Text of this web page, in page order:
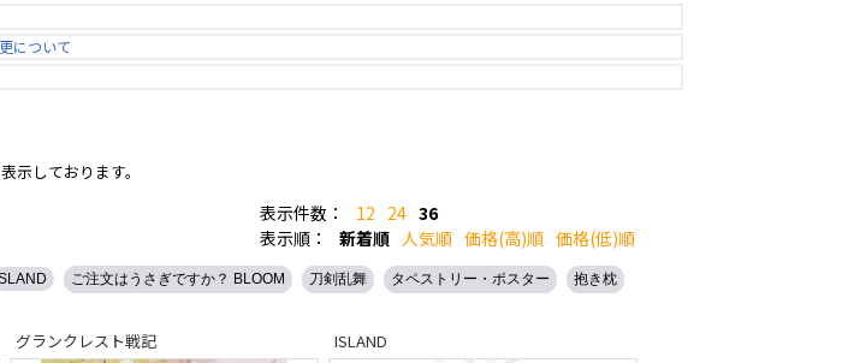
について
示しております。
表示件数： 12 24 36
表示順：
新着順 人気順 価格(高)順 価格(低)順
ご注文はうさぎですか？ BLOOM 刀剣乱舞 タペストリー・ポスター
抱き枕
グランクレスト戦記 ISLAND